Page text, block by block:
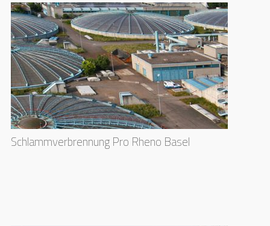
Schlammverbrennung Pro Rheno Basel